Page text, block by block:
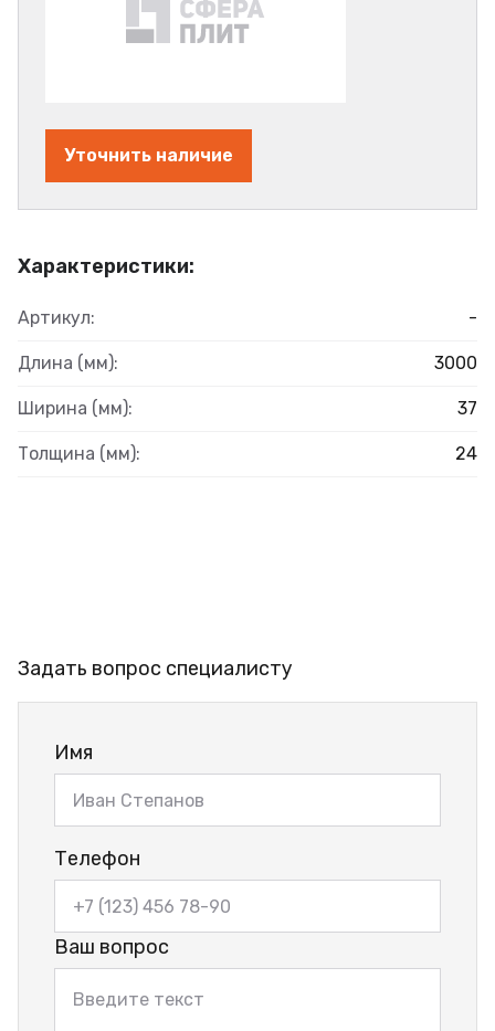
Характеристики:
Артикул: -
Длина (мм): 3000
Ширина (мм): 37
Толщина (мм): 24
Уточнить наличие
Задать вопрос специалисту
Имя
Телефон
Ваш вопрос